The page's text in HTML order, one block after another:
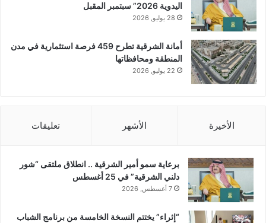
اليدوية 2026” سبتمبر المقبل
28 يوليو, 2026
أمانة الشرقية تطرح 459 فرصة استثمارية في مدن
المنطقة ومحافظاتها
22 يوليو, 2026
الأخيرة الأشهر تعليقات
برعاية سمو أمير الشرقية .. انطلاق ملتقى “شور
دلني الشرقية” في 25 أغسطس
7 أغسطس, 2026
“إثراء” يختتم النسخة الخامسة من برنامج الشباب